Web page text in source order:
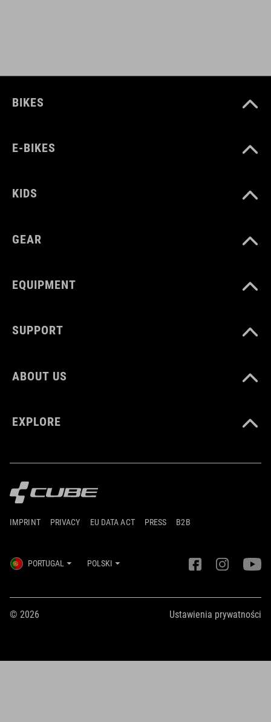
BIKES
E-BIKES
KIDS
GEAR
EQUIPMENT
SUPPORT
ABOUT US
EXPLORE
IMPRINT PRIVACY EU DATA ACT PRESS B2B
PORTUGAL POLSKI
© 2026 Ustawienia prywatności